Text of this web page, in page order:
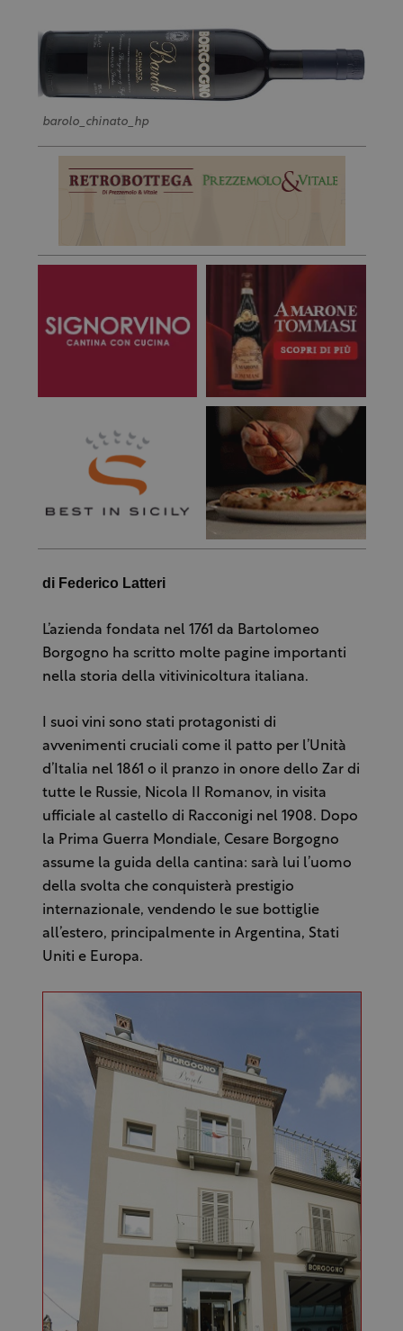
barolo_chinato_hp
di Federico Latteri
L’azienda fondata nel 1761 da Bartolomeo
Borgogno ha scritto molte pagine importanti
nella storia della vitivinicoltura italiana.
I suoi vini sono stati protagonisti di
avvenimenti cruciali come il patto per l’Unità
d’Italia nel 1861 o il pranzo in onore dello Zar di
tutte le Russie, Nicola II Romanov, in visita
ufficiale al castello di Racconigi nel 1908. Dopo
la Prima Guerra Mondiale, Cesare Borgogno
assume la guida della cantina: sarà lui l’uomo
della svolta che conquisterà prestigio
internazionale, vendendo le sue bottiglie
all’estero, principalmente in Argentina, Stati
Uniti e Europa.